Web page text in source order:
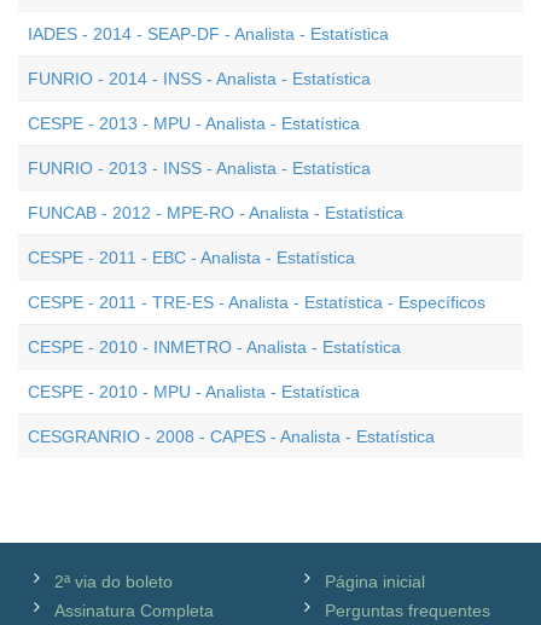
IADES - 2014 - SEAP-DF - Analista - Estatística
FUNRIO - 2014 - INSS - Analista - Estatística
CESPE - 2013 - MPU - Analista - Estatística
FUNRIO - 2013 - INSS - Analista - Estatística
FUNCAB - 2012 - MPE-RO - Analista - Estatística
CESPE - 2011 - EBC - Analista - Estatística
CESPE - 2011 - TRE-ES - Analista - Estatística - Específicos
CESPE - 2010 - INMETRO - Analista - Estatística
CESPE - 2010 - MPU - Analista - Estatística
CESGRANRIO - 2008 - CAPES - Analista - Estatística
2ª via do boleto
Assinatura Completa
Página inicial
Perguntas frequentes